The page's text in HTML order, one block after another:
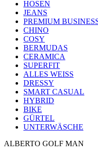
HOSEN
JEANS
PREMIUM
CHINO
COSY
BERMUDAS
CERAMICA
SUPERFIT
ALLES WEISS
DRESSY
SMART CASUAL
HYBRID
BIKE
GÜRTEL
UNTERWÄSCHE
ALBERTO GOLF MAN